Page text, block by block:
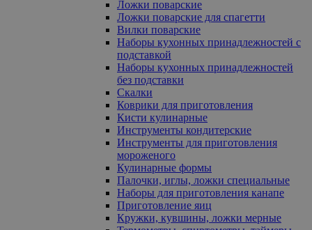
Ложки поварские
Ложки поварские для спагетти
Вилки поварские
Наборы кухонных принадлежностей с
подставкой
Наборы кухонных принадлежностей
без подставки
Скалки
Коврики для приготовления
Кисти кулинарные
Инструменты кондитерские
Инструменты для приготовления
мороженого
Кулинарные формы
Палочки, иглы, ложки специальные
Наборы для приготовления канапе
Приготовление яиц
Кружки, кувшины, ложки мерные